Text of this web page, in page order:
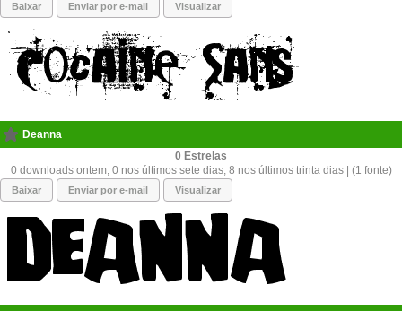
Baixar Enviar por e-mail Visualizar
Deanna
0
0 downloads ontem, 0 nos últimos sete dias, 8 nos últimos trinta dias | (1 fonte)
Baixar Enviar por e-mail Visualizar